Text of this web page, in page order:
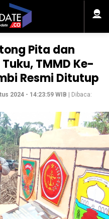
Pita dan
TMMD Ke-
Resmi Ditutup
2024 - 14:23:59 WIB | Dibaca: